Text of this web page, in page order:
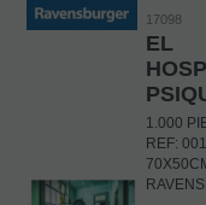
17098
EL
1.000
REF: